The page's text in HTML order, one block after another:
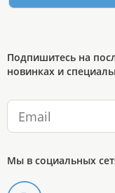
Подпишитесь на
новинках и
Мы в социальных